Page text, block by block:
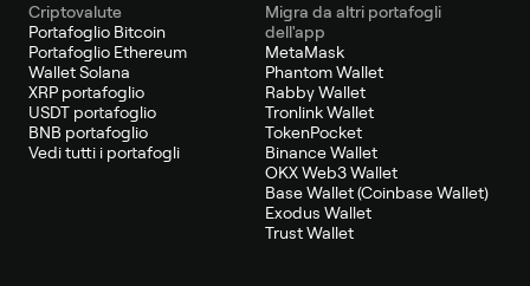
Criptovalute
Portafoglio Bitcoin
Portafoglio Ethereum
Wallet Solana
XRP portafoglio
USDT portafoglio
BNB portafoglio
Vedi tutti i portafogli
Migra da altri portafogli
dell'app
MetaMask
Phantom Wallet
Rabby Wallet
Tronlink Wallet
TokenPocket
Binance Wallet
OKX Web3 Wallet
Base Wallet (Coinbase Wallet)
Exodus Wallet
Trust Wallet